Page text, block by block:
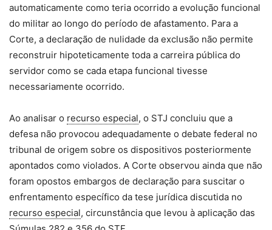
automaticamente como teria ocorrido a evolução funcional
do militar ao longo do período de afastamento. Para a
Corte, a declaração de nulidade da exclusão não permite
reconstruir hipoteticamente toda a carreira pública do
servidor como se cada etapa funcional tivesse
necessariamente ocorrido.
Ao analisar o recurso especial, o STJ concluiu que a
defesa não provocou adequadamente o debate federal no
tribunal de origem sobre os dispositivos posteriormente
apontados como violados. A Corte observou ainda que não
foram opostos embargos de declaração para suscitar o
enfrentamento específico da tese jurídica discutida no
recurso especial, circunstância que levou à aplicação das